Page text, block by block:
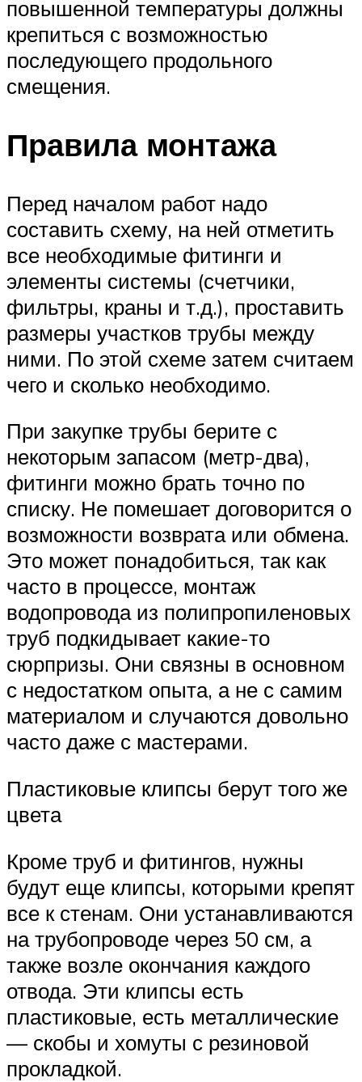
повышенной температуры должны
крепиться с возможностью
последующего продольного
смещения.
Правила монтажа
Перед началом работ надо
составить схему, на ней отметить
все необходимые фитинги и
элементы системы (счетчики,
фильтры, краны и т.д.), проставить
размеры участков трубы между
ними. По этой схеме затем считаем
чего и сколько необходимо.
При закупке трубы берите с
некоторым запасом (метр-два),
фитинги можно брать точно по
списку. Не помешает договорится о
возможности возврата или обмена.
Это может понадобиться, так как
часто в процессе, монтаж
водопровода из полипропиленовых
труб подкидывает какие-то
сюрпризы. Они связны в основном
с недостатком опыта, а не с самим
материалом и случаются довольно
часто даже с мастерами.
Пластиковые клипсы берут того же
цвета
Кроме труб и фитингов, нужны
будут еще клипсы, которыми крепят
все к стенам. Они устанавливаются
на трубопроводе через 50 см, а
также возле окончания каждого
отвода. Эти клипсы есть
пластиковые, есть металлические
— скобы и хомуты с резиновой
прокладкой.